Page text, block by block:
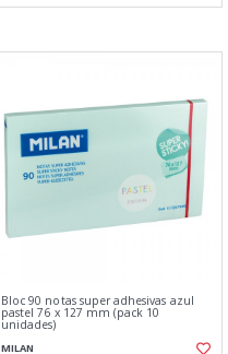
Bloc 90 notas super adhesivas azul
pastel 76 x 127 mm (pack 10
unidades)
MILAN